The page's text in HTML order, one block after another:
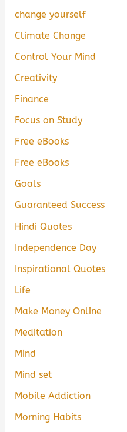
change yourself
Climate Change
Control Your Mind
Creativity
Finance
Focus on Study
Free eBooks
Free eBooks
Goals
Guaranteed Success
Hindi Quotes
Independence Day
Inspirational Quotes
Life
Make Money Online
Meditation
Mind
Mind set
Mobile Addiction
Morning Habits